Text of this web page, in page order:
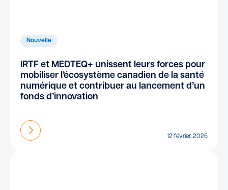
Nouvelle
IRTF et MEDTEQ+ unissent leurs forces pour
mobiliser l’écosystème canadien de la santé
numérique et contribuer au lancement d’un
fonds d’innovation
En savoir plus
12 février, 2026